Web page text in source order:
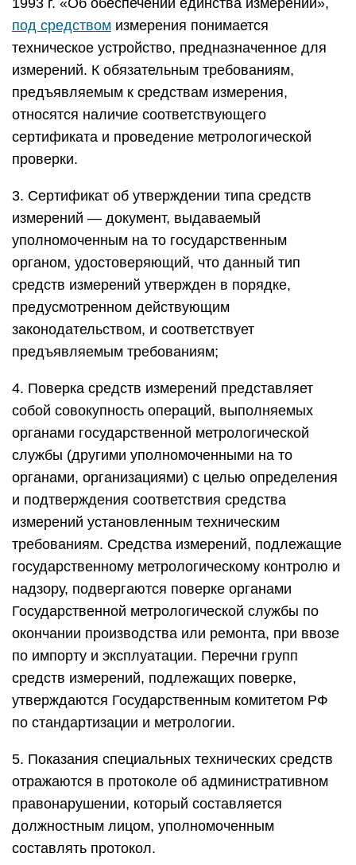
1993 г. «Об обеспечении единства измерений»,
под средством измерения понимается
техническое устройство, предназначенное для
измерений. К обязательным требованиям,
предъявляемым к средствам измерения,
относятся наличие соответствующего
сертификата и проведение метрологической
проверки.
3. Сертификат об утверждении типа средств
измерений — документ, выдаваемый
уполномоченным на то государственным
органом, удостоверяющий, что данный тип
средств измерений утвержден в порядке,
предусмотренном действующим
законодательством, и соответствует
предъявляемым требованиям;
4. Поверка средств измерений представляет
собой совокупность операций, выполняемых
органами государственной метрологической
службы (другими уполномоченными на то
органами, организациями) с целью определения
и подтверждения соответствия средства
измерений установленным техническим
требованиям. Средства измерений, подлежащие
государственному метрологическому контролю и
надзору, подвергаются поверке органами
Государственной метрологической службы по
окончании производства или ремонта, при ввозе
по импорту и эксплуатации. Перечни групп
средств измерений, подлежащих поверке,
утверждаются Государственным комитетом РФ
по стандартизации и метрологии.
5. Показания специальных технических средств
отражаются в протоколе об административном
правонарушении, который составляется
должностным лицом, уполномоченным
составлять протокол.